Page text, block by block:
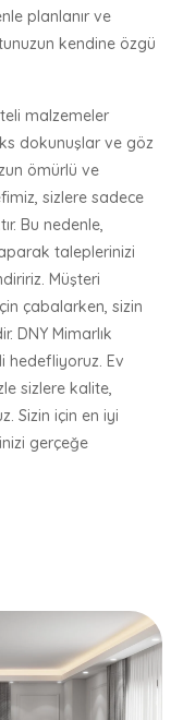
planlanır ve
kendine özgü
malzemeler
dokunuşlar ve göz
ömürlü ve
sizlere sadece
Bu nedenle,
taleplerinizi
Müşteri
çabalarken, sizin
DNY Mimarlık
hedefliyoruz. Ev
sizlere kalite,
Sizin için en iyi
gerçeğe